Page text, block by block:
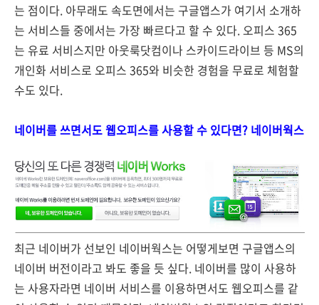
는 점이다. 아무래도 속도면에서는 구글앱스가 여기서 소개하
는 서비스들 중에서는 가장 빠르다고 할 수 있다. 오피스 365
는 유료 서비스지만 아웃룩닷컴이나 스카이드라이브 등 MS의
개인화 서비스로 오피스 365와 비슷한 경험을 무료로 체험할
수도 있다.
네이버를 쓰면서도 웹오피스를 사용할 수 있다면? 네이버웍스
최근 네이버가 선보인 네이버웍스는 어떻게보면 구글앱스의
네이버 버전이라고 봐도 좋을 듯 싶다. 네이버를 많이 사용하
는 사용자라면 네이버 서비스를 이용하면서도 웹오피스를 같